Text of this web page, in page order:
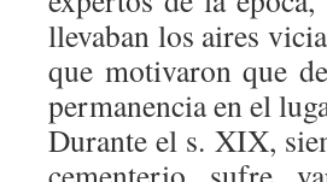
llevaban los aires
que motivaron que
permanencia en el
Durante el s. XIX,